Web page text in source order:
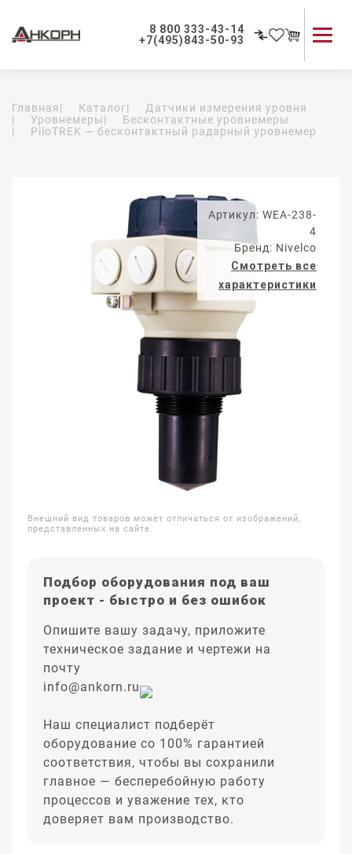
8 800 333-43-14
+7(495)843-50-93
Применение приборов
Как мы работаем
Главная| Каталог|
Датчики измерения уровня
|
Уровнемеры|
Бесконтактные уровнемеры
|
PiloTREK — бесконтактный радарный уровнемер
Артикул: WEA-238-
4
Бренд: Nivelco
Смотреть все
характеристики
Внешний вид товаров может отличаться от изображений,
представленных на сайте.
Подбор оборудования под ваш
проект - быстро и без ошибок
Опишите вашу задачу, приложите
техническое задание и чертежи на
почту
info@ankorn.ru
Наш специалист подберёт
оборудование со 100% гарантией
соответствия, чтобы вы сохранили
главное — бесперебойную работу
процессов и уважение тех, кто
доверяет вам производство.